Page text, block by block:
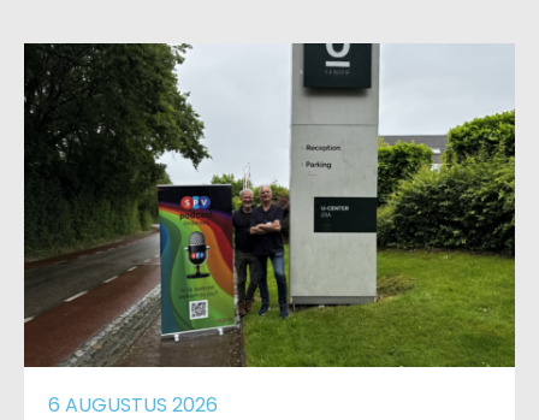
6 AUGUSTUS 2026